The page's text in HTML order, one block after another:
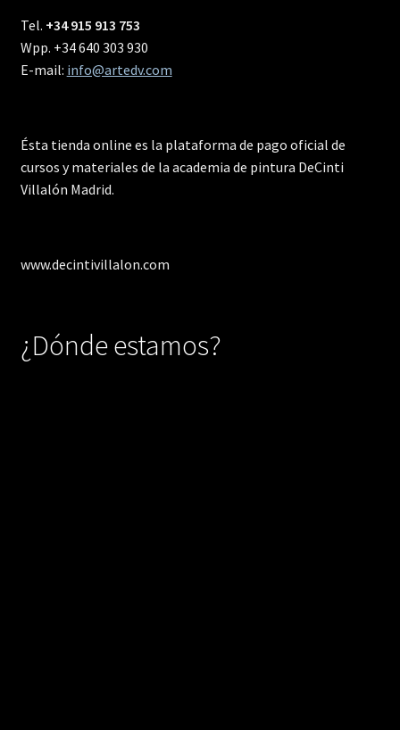
Tel. +34 915 913 753
Wpp. +34 640 303 930
E-mail: info@artedv.com
Ésta tienda online es la plataforma de pago oficial de
cursos y materiales de la academia de pintura DeCinti
Villalón Madrid.
www.decintivillalon.com
¿Dónde estamos?